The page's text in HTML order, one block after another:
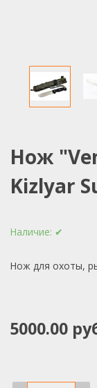
Нож
Kizlyar
Наличие: ✔
Нож для охоты,
5000.00